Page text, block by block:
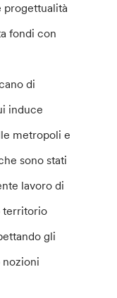
progettualità
fondi con
di
induce
metropoli e
sono stati
lavoro di
territorio
gli